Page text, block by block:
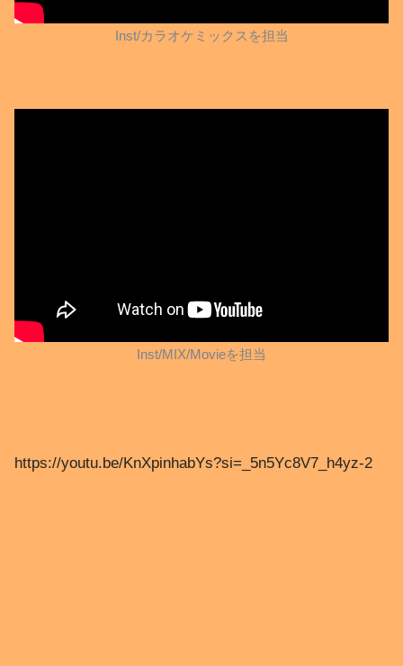
Inst/カラオケミックスを担当
Inst/MIX/Movieを担当
https://youtu.be/KnXpinhabYs?si=_5n5Yc8V7_h4yz-2